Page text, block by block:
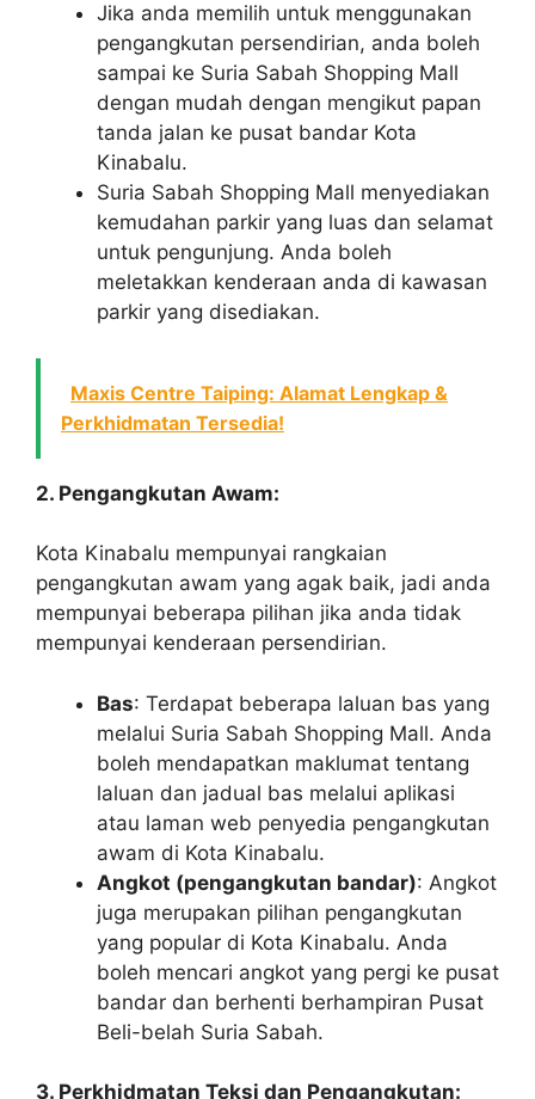
Jika anda memilih untuk menggunakan
pengangkutan persendirian, anda boleh
sampai ke Suria Sabah Shopping Mall
dengan mudah dengan mengikut papan
tanda jalan ke pusat bandar Kota
Kinabalu.
Suria Sabah Shopping Mall menyediakan
kemudahan parkir yang luas dan selamat
untuk pengunjung. Anda boleh
meletakkan kenderaan anda di kawasan
parkir yang disediakan.
Maxis Centre Taiping: Alamat Lengkap &
Perkhidmatan Tersedia!
2. Pengangkutan Awam:
Kota Kinabalu mempunyai rangkaian
pengangkutan awam yang agak baik, jadi anda
mempunyai beberapa pilihan jika anda tidak
mempunyai kenderaan persendirian.
Bas: Terdapat beberapa laluan bas yang
melalui Suria Sabah Shopping Mall. Anda
boleh mendapatkan maklumat tentang
laluan dan jadual bas melalui aplikasi
atau laman web penyedia pengangkutan
awam di Kota Kinabalu.
Angkot (pengangkutan bandar): Angkot
juga merupakan pilihan pengangkutan
yang popular di Kota Kinabalu. Anda
boleh mencari angkot yang pergi ke pusat
bandar dan berhenti berhampiran Pusat
Beli-belah Suria Sabah.
3. Perkhidmatan Teksi dan Pengangkutan: